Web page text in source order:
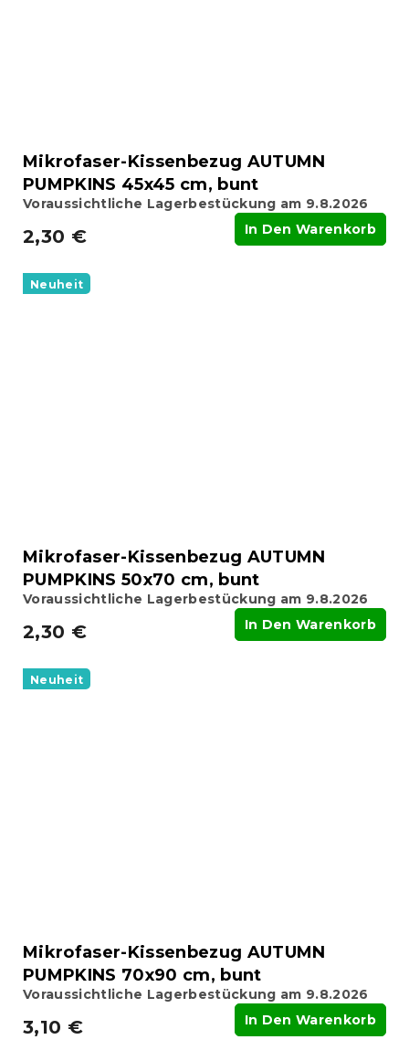
Mikrofaser-Kissenbezug AUTUMN
PUMPKINS 45x45 cm, bunt
Voraussichtliche Lagerbestückung am 9.8.2026
2,30 € In Den Warenkorb
Neuheit
Mikrofaser-Kissenbezug AUTUMN
PUMPKINS 50x70 cm, bunt
Voraussichtliche Lagerbestückung am 9.8.2026
2,30 € In Den Warenkorb
Neuheit
Mikrofaser-Kissenbezug AUTUMN
PUMPKINS 70x90 cm, bunt
Voraussichtliche Lagerbestückung am 9.8.2026
3,10 € In Den Warenkorb